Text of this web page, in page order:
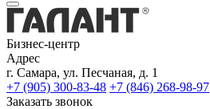
Бизнес-центр
Адрес
г. Самара, ул. Песчаная, д. 1
+7 (905) 300-83-48 +7 (846) 268-98-97
Заказать звонок